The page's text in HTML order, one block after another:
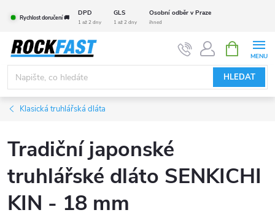
obsah
Rychlost doručení 🚚
DPD GLS Osobní odběr v Praze
1 až 2 dny 1 až 2 dny ihned
HLEDAT
NÁKUPNÍ
KOŠÍK
Klasická truhlářská dláta
Tradiční japonské
truhlářské dláto SENKICHI
KIN - 18 mm